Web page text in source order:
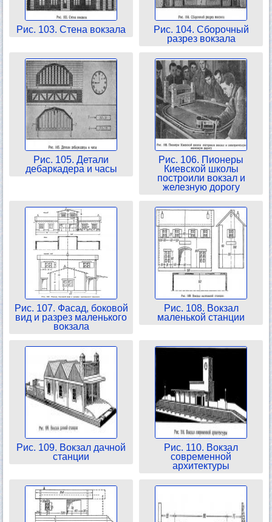
Рис. 103. Стена вокзала
Рис. 104. Сборочный
разрез вокзала
Рис. 105. Детали
дебаркадера и часы
Рис. 106. Пионеры
Киевской школы
построили вокзал и
железную дорогу
Рис. 107. Фасад, боковой
вид и разрез маленького
вокзала
Рис. 108. Вокзал
маленькой станции
Рис. 109. Вокзал дачной
станции
Рис. 110. Вокзал
современной
архитектуры